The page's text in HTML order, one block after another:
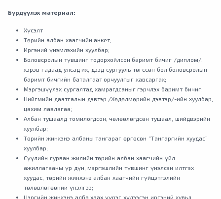
Бүрдүүлэх материал:
Хүсэлт
Төрийн албан хаагчийн анкет;
Иргэний үнэмлэхийн хуулбар;
Боловсролын түвшинг тодорхойлсон баримт бичиг /диплом/,
хэрэв гадаад улсад их, дээд сургууль төгссөн бол боловсролын
баримт бичгийн баталгаат орчуулгыг хавсаргах;
Мэргэшүүлэх сургалтад хамрагдсаныг гэрчлэх баримт бичиг;
Нийгмийн даатгалын дэвтэр /Хөдөлмөрийн дэвтэр/-ийн хуулбар,
цахим лавлагаа;
Албан тушаалд томилогдсон, чөлөөлөгдсөн тушаал, шийдвэрийн
хуулбар;
Төрийн жинхэнэ албаны тангараг өргөсөн “Тангаргийн хуудас”
хуулбар;
Сүүлийн гурван жилийн төрийн албан хаагчийн үйл
ажиллагааны үр дүн, мэргэшлийн түвшинг үнэлсэн илтгэх
хуудас, төрийн жинхэнэ албан хаагчийн гүйцэтгэлийн
төлөвлөгөөний үнэлгээ;
Цэргийн жинхэнэ алба хаах үүрэг хүлээсэн иргэний хувьд